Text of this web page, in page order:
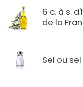
6 c. à s.
de la
Sel ou